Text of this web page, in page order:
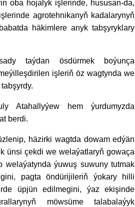
oba hojalyk işlerinde, hususan-da,
agrotehnikanyň kadalarynyň
häkimlere anyk tabşyryklary
taýdan ösdürmek boýunça
işleriň öz wagtynda we
Atahallyýew hem ýurdumyzda
berdi.
häzirki wagtda dowam edýän
ünsi çekdi we welaýatlaryň gowaça
welaýatynda ýuwuş suwuny tutmak
pagta öndürijileriň ýokary hilli
üpjün edilmegini, ýaz ekişinde
möwsüme talabalaýyk